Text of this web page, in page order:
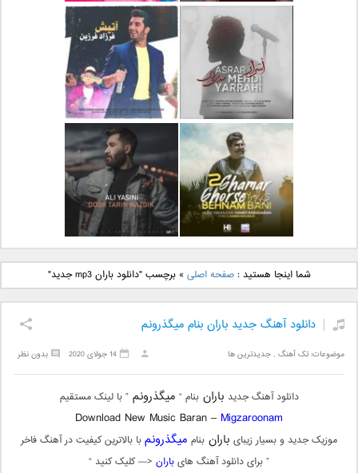
دانلود آهنگ جدید رضا
بهرام بنام نگار
دانلود آهنگ جدید علی
لهراسبی بنام صورت
دانلود آهنگ جدید مهدی
یراحی بنام اسرار
دانلود آهنگ جدید فرزاد
فرزین بنام آتیش
دانلود آهنگ جدید بهنام
بانی بنام قرص قمر 2
دانلود آهنگ جدید علی
یاسینی بنام دورترین نزدیک
شما اینجا هستید :صفحه اصلی »برچسب "دانلود باران mp3 جدید"
دانلود آهنگ جدید باران بنام میگذرونم
موضوعات:تک آهنگ ,جدیدترین ها بدون نظر 14 جولای 2020
دانلود آهنگ جدید بارانبنام “ میگذرونم” با لینک مستقیم
Download New Music Baran – Migzaroonam
موزیک جدید و بسیار زیبای باران بنام میگذرونمبا بالاترین کیفیت در آهنگ فاخر
” برای دانلود آهنگ هایباران <— کلیک کنید “